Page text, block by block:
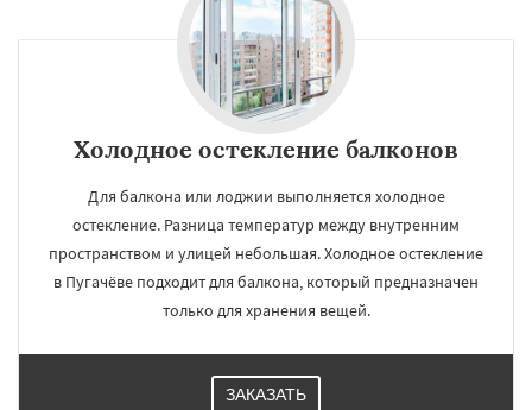
Холодное остекление балконов
Для балкона или лоджии выполняется холодное
остекление. Разница температур между внутренним
пространством и улицей небольшая. Холодное остекление
в Пугачёве подходит для балкона, который предназначен
только для хранения вещей.
ЗАКАЗАТЬ